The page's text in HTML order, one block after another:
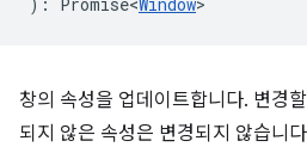
창의 속성을 업데이트합니다. 변경
되지 않은 속성은 변경되지 않습니